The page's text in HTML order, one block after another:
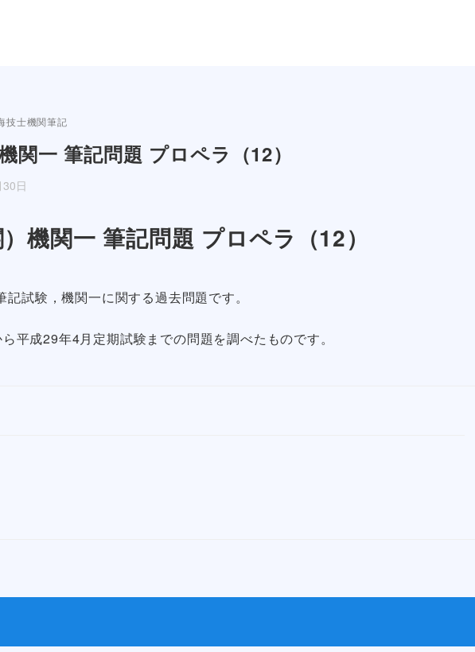
技士機関筆記
関一 筆記問題 プロペラ（12）
日
機関一 筆記問題 プロペラ（12）
試験，機関一に関する過去問題です。
平成29年4月定期試験までの問題を調べたものです。